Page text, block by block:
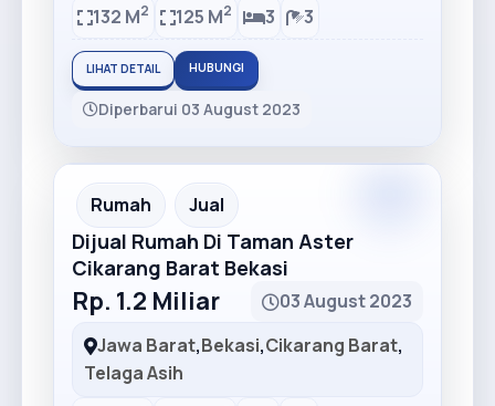
132 M2 125 M2 3 3
LIHAT DETAIL HUBUNGI
Diperbarui 03 August 2023
Recommended
Rumah Jual
Dijual Rumah Di Taman Aster
Cikarang Barat Bekasi
Rp. 1.2 Miliar
03 August 2023
Jawa Barat,Bekasi,Cikarang Barat,
Telaga Asih